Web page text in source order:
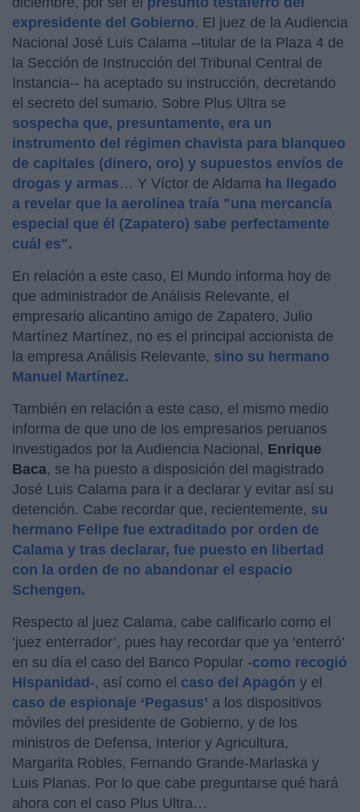
expresidente del Gobierno. El juez de la Audiencia
Nacional José Luis Calama --titular de la Plaza 4 de
la Sección de Instrucción del Tribunal Central de
Instancia-- ha aceptado su instrucción, decretando
el secreto del sumario. Sobre Plus Ultra se
sospecha que, presuntamente, era un
instrumento del régimen chavista para blanqueo
de capitales (dinero, oro) y supuestos envíos de
drogas y armas… Y Víctor de Aldama ha llegado
a revelar que la aerolínea traía "una mercancía
especial que él (Zapatero) sabe perfectamente
cuál es".
En relación a este caso, El Mundo informa hoy de
que administrador de Análisis Relevante, el
empresario alicantino amigo de Zapatero, Julio
Martínez Martínez, no es el principal accionista de
la empresa Análisis Relevante, sino su hermano
Manuel Martínez.
También en relación a este caso, el mismo medio
informa de que uno de los empresarios peruanos
investigados por la Audiencia Nacional, Enrique
Baca, se ha puesto a disposición del magistrado
José Luis Calama para ir a declarar y evitar así su
detención. Cabe recordar que, recientemente, su
hermano Felipe fue extraditado por orden de
Calama y tras declarar, fue puesto en libertad
con la orden de no abandonar el espacio
Schengen.
Respecto al juez Calama, cabe calificarlo como el
‘juez enterrador’, pues hay recordar que ya ‘enterró’
en su día el caso del Banco Popular -como recogió
Hispanidad-, así como el caso del Apagón y el
caso de espionaje ‘Pegasus’ a los dispositivos
móviles del presidente de Gobierno, y de los
ministros de Defensa, Interior y Agricultura,
Margarita Robles, Fernando Grande-Marlaska y
Luis Planas. Por lo que cabe preguntarse qué hará
ahora con el caso Plus Ultra…